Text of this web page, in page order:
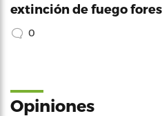
extinción de fuego
0
Opiniones